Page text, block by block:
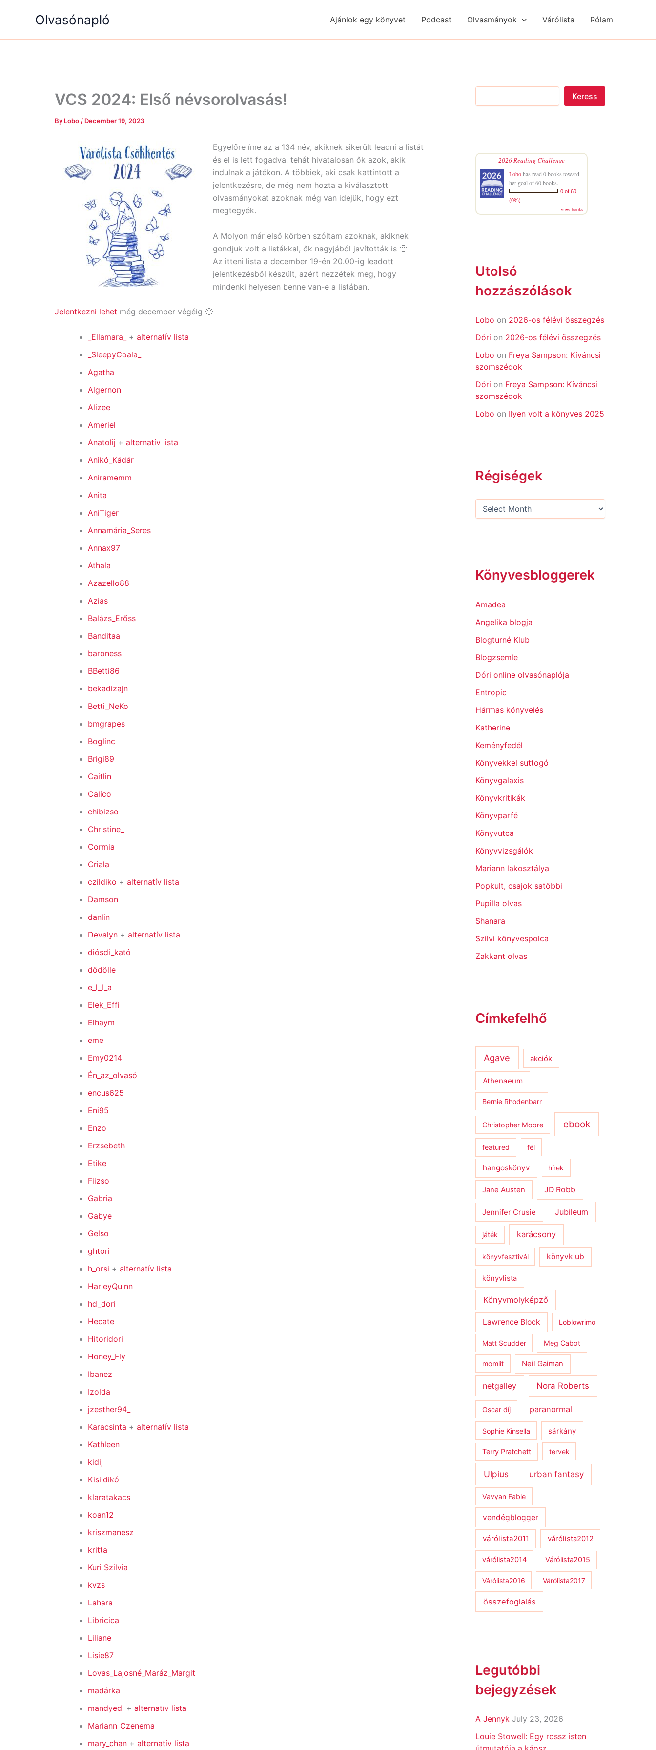
Olvasónapló Ajánlok egy könyvet Podcast Olvasmányok Várólista Rólam
VCS 2024: Első névsorolvasás!
By Lobo / December 19, 2023
Egyelőre íme az a 134 név, akiknek sikerült leadni a listát
és el is lett fogadva, tehát hivatalosan ők azok, akik
indulnak a játékon. A többiek, aki csak kattintott a
jelentkezésre, de még nem hozta a kiválasztott
olvasmányokat azoknak még van idejük, hogy ezt
megtegyék.
A Molyon már első körben szóltam azoknak, akiknek
gondjuk volt a listákkal, ők nagyjából javították is 🙂
Az itteni lista a december 19-én 20.00-ig leadott
jelentkezésből készült, azért nézzétek meg, hogy
mindenki helyesen benne van-e a listában.
Jelentkezni lehet még december végéig 🙂
_Ellamara_ + alternatív lista
_SleepyCoala_
Agatha
Algernon
Alizee
Ameriel
Anatolij + alternatív lista
Anikó_Kádár
Aniramemm
Anita
AniTiger
Annamária_Seres
Annax97
Athala
Azazello88
Azias
Balázs_Erőss
Banditaa
baroness
BBetti86
bekadizajn
Betti_NeKo
bmgrapes
Boglinc
Brigi89
Caitlin
Calico
chibizso
Christine_
Cormia
Criala
czildiko + alternatív lista
Damson
danlin
Devalyn + alternatív lista
diósdi_kató
dödölle
e_l_l_a
Elek_Effi
Elhaym
eme
Emy0214
Én_az_olvasó
encus625
Eni95
Enzo
Erzsebeth
Etike
Fiizso
Gabria
Gabye
Gelso
ghtori
h_orsi + alternatív lista
HarleyQuinn
hd_dori
Hecate
Hitoridori
Honey_Fly
Ibanez
Izolda
jzesther94_
Karacsinta + alternatív lista
Kathleen
kidij
Kisildikó
klaratakacs
koan12
kriszmanesz
kritta
Kuri Szilvia
kvzs
Lahara
Libricica
Liliane
Lisie87
Lovas_Lajosné_Maráz_Margit
madárka
mandyedi + alternatív lista
Mariann_Czenema
mary_chan + alternatív lista
a
Keress
2026 Reading Challenge
Lobohas read 0 books toward
her goal of 60 books.
0 of 60
(0%)
view books
Utolsó
hozzászólások
Lobo on 2026-os félévi összegzés
Dóri on 2026-os félévi összegzés
Lobo on Freya Sampson: Kíváncsi
szomszédok
Dóri on Freya Sampson: Kíváncsi
szomszédok
Lobo on Ilyen volt a könyves 2025
Régiségek
g
Könyvesbloggerek
Amadea
Angelika blogja
Blogturné Klub
Blogzsemle
Dóri online olvasónaplója
Entropic
Hármas könyvelés
Katherine
Keményfedél
Könyvekkel suttogó
Könyvgalaxis
Könyvkritikák
Könyvparfé
Könyvutca
Könyvvizsgálók
Mariann lakosztálya
Popkult, csajok satöbbi
Pupilla olvas
Shanara
Szilvi könyvespolca
Zakkant olvas
Címkefelhő
Agave akciók
Athenaeum
Bernie Rhodenbarr
Christopher Moore ebook
featured fél
hangoskönyv hírek
Jane Austen JD Robb
Jennifer Crusie Jubileum
játék karácsony
könyvfesztivál könyvklub
könyvlista
Könyvmolyképző
Lawrence Block Loblowrimo
Matt Scudder Meg Cabot
momlit Neil Gaiman
netgalley Nora Roberts
Oscar díj paranormal
Sophie Kinsella sárkány
Terry Pratchett tervek
Ulpius urban fantasy
Vavyan Fable
vendégblogger
várólista2011 várólista2012
várólista2014 Várólista2015
Várólista2016 Várólista2017
összefoglalás
Legutóbbi
bejegyzések
A Jennyk July 23, 2026
Louie Stowell: Egy ​rossz isten
g